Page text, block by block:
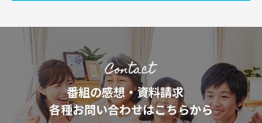
番組の感想・資料請求
各種お問い合わせはこちらから